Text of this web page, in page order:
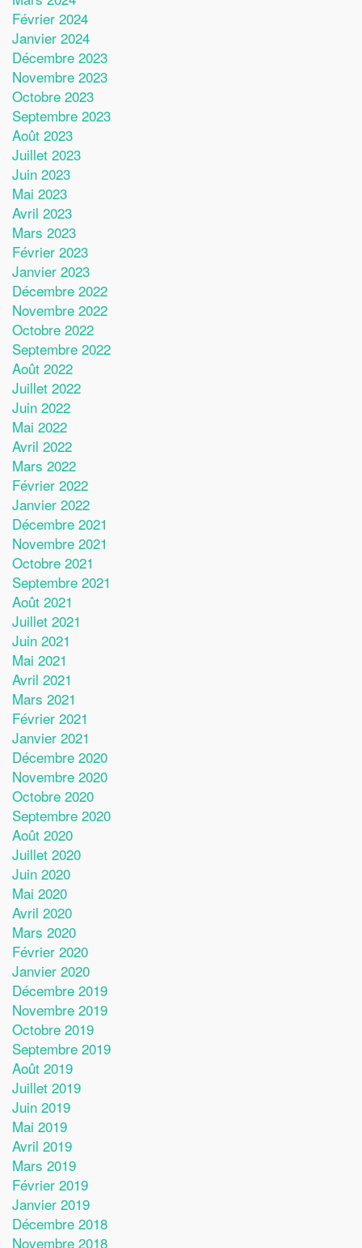
Février 2024
Janvier 2024
Décembre 2023
Novembre 2023
Octobre 2023
Septembre 2023
Août 2023
Juillet 2023
Juin 2023
Mai 2023
Avril 2023
Mars 2023
Février 2023
Janvier 2023
Décembre 2022
Novembre 2022
Octobre 2022
Septembre 2022
Août 2022
Juillet 2022
Juin 2022
Mai 2022
Avril 2022
Mars 2022
Février 2022
Janvier 2022
Décembre 2021
Novembre 2021
Octobre 2021
Septembre 2021
Août 2021
Juillet 2021
Juin 2021
Mai 2021
Avril 2021
Mars 2021
Février 2021
Janvier 2021
Décembre 2020
Novembre 2020
Octobre 2020
Septembre 2020
Août 2020
Juillet 2020
Juin 2020
Mai 2020
Avril 2020
Mars 2020
Février 2020
Janvier 2020
Décembre 2019
Novembre 2019
Octobre 2019
Septembre 2019
Août 2019
Juillet 2019
Juin 2019
Mai 2019
Avril 2019
Mars 2019
Février 2019
Janvier 2019
Décembre 2018
Novembre 2018